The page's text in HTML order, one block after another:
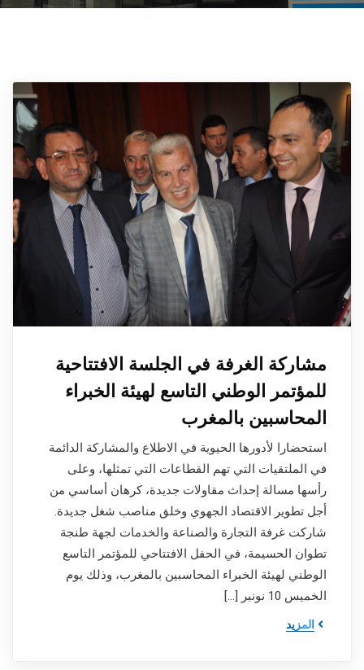
مشاركة الغرفة في الجلسة الافتتاحية
للمؤتمر الوطني التاسع لهيئة الخبراء
المحاسبين بالمغرب
استحضارا لأدورها الحيوية في الاطلاع والمشاركة الدائمة
في الملتقيات التي تهم القطاعات التي تمثلها، وعلى
رأسها مسالة إحداث مقاولات جديدة، كرهان أساسي من
أجل تطوير الاقتصاد الجهوي وخلق مناصب شغل جديدة.
شاركت غرفة التجارة والصناعة والخدمات لجهة طنجة
تطوان الحسيمة، في الحفل الافتتاحي للمؤتمر التاسع
الوطني لهيئة الخبراء المحاسبين بالمغرب، وذلك يوم
الخميس 10 نونبر […]
المزيد